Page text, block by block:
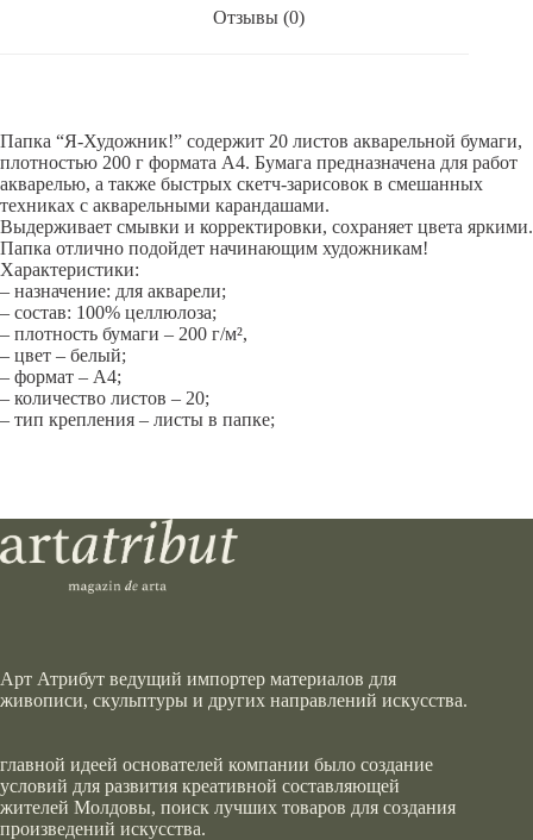
Отзывы (0)
Папка “Я-Художник!” содержит 20 листов акварельной бумаги,
плотностью 200 г формата А4. Бумага предназначена для работ
акварелью, а также быстрых скетч-зарисовок в смешанных
техниках с акварельными карандашами.
Выдерживает смывки и корректировки, сохраняет цвета яркими.
Папка отлично подойдет начинающим художникам!
Характеристики:
– назначение: для акварели;
– состав: 100% целлюлоза;
– плотность бумаги – 200 г/м²,
– цвет – белый;
– формат – А4;
– количество листов – 20;
– тип крепления – листы в папке;
Арт Атрибут ведущий импортер материалов для
живописи, скульптуры и других направлений искусства.
главной идеей основателей компании было создание
условий для развития креативной составляющей
жителей Молдовы, поиск лучших товаров для создания
произведений искусства.